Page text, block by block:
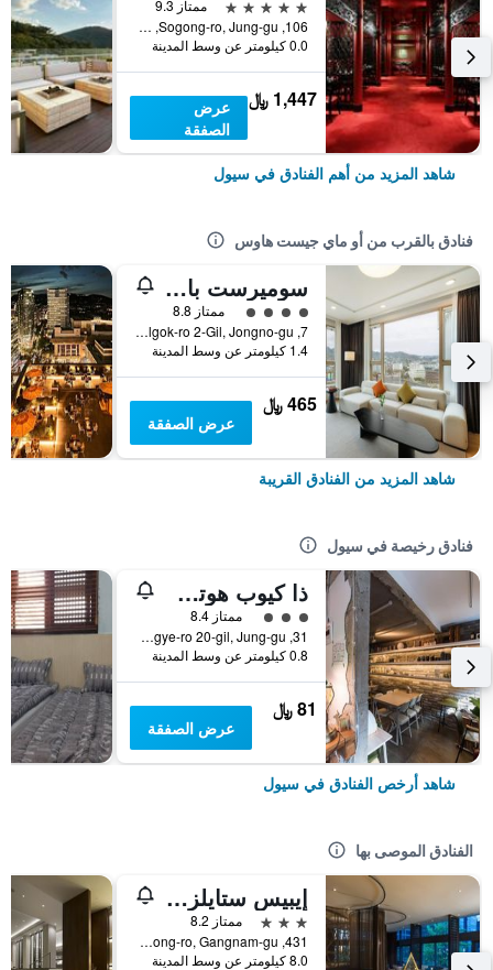
5 نجوم
ممتاز 9.3
106, Sogong-ro, Jung-gu, سيول, كوريا الجنوبية
0.0 كيلومتر عن وسط المدينة
1,447 ﷼
عرض
الصفقة
شاهد المزيد من أهم الفنادق في سيول
فنادق بالقرب من أو ماي جيست هاوس
سوميرست بالاس سيول
تقييم فئة 4
ممتاز 8.8
7, Yulgok-ro 2-Gil, Jongno-gu, سيول, كوريا الجنوبية
1.4 كيلومتر عن وسط المدينة
465 ﷼
عرض الصفقة
شاهد المزيد من الفنادق القريبة
فنادق رخيصة في سيول
ذا كيوب هوتل - دار ضيافة
تقييم فئة 3ممتاز 8.4
31, Toegye-ro 20-gil, Jung-gu, سيول, كوريا الجنوبية
0.8 كيلومتر عن وسط المدينة
81 ﷼
عرض الصفقة
شاهد أرخص الفنادق في سيول
الفنادق الموصى بها
إيبيس ستايلز أمباسادور سيول غانغنام
3 نجوم
ممتاز 8.2
431, Samseong-ro, Gangnam-gu, سيول, كوريا الجنوبية
8.0 كيلومتر عن وسط المدينة